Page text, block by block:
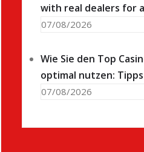
with real dealers for
07/08/2026
Wie Sie den Top
optimal nutzen:
07/08/2026